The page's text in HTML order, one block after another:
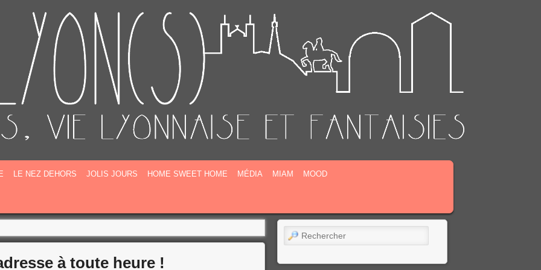
LE NEZ DEHORS JOLIS JOURS HOME SWEET HOME MÉDIA MIAM MOOD
à toute heure !
Rechercher